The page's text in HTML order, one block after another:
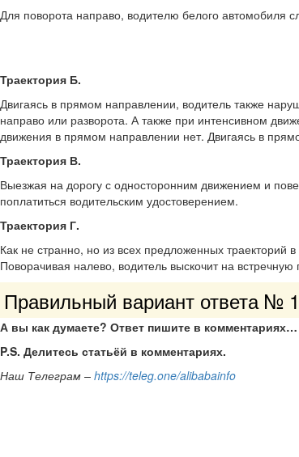
Для поворота направо, водителю белого автомобиля
Траектория Б.
Двигаясь в прямом направлении, водитель также
направо или разворота. А также при интенсивном
движения в прямом направлении нет. Двигаясь в
Траектория В.
Выезжая на дорогу с односторонним движением и
поплатиться водительским удостоверением.
Траектория Г.
Как не странно, но из всех предложенных траекторий
Поворачивая налево, водитель выскочит на
Правильный вариант ответа № 1
А вы как думаете? Ответ пишите в комментариях…
P.S. Делитесь статьёй в комментариях.
Наш Телеграм – https://teleg.one/alibabainfo